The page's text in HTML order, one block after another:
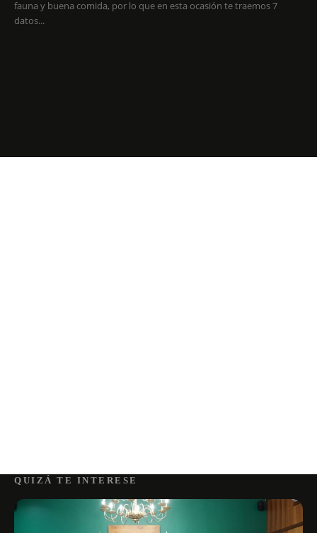
fauna y buena comida, por lo que en esta ocasión te traemos 7
datos...
QUIZÁ TE INTERESE